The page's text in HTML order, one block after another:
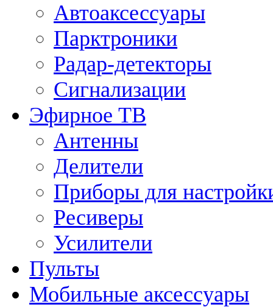
Автоаксессуары
Парктроники
Радар-детекторы
Сигнализации
Эфирное ТВ
Антенны
Делители
Приборы для
Ресиверы
Усилители
Пульты
Мобильные аксессуары